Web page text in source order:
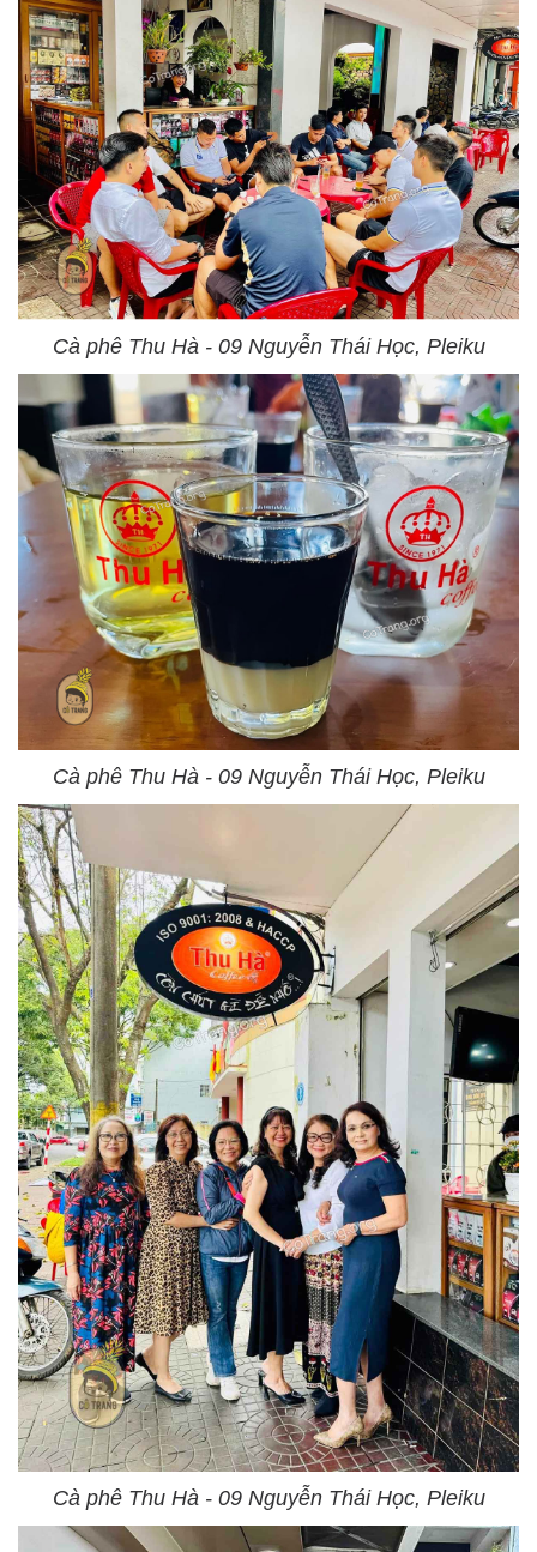
Cà phê Thu Hà - 09 Nguyễn Thái Học, Pleiku
Cà phê Thu Hà - 09 Nguyễn Thái Học, Pleiku
Cà phê Thu Hà - 09 Nguyễn Thái Học, Pleiku